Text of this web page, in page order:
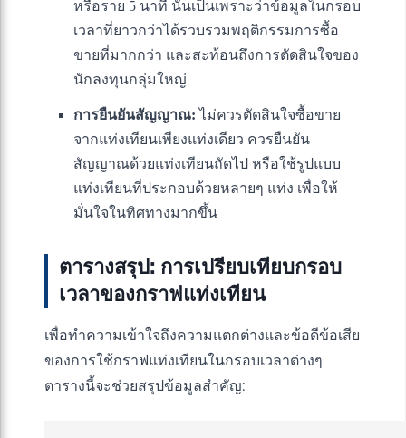
หรือราย 5 นาที นั่นเป็นเพราะว่าข้อมูลในกรอบ
เวลาที่ยาวกว่าได้รวบรวมพฤติกรรมการซื้อ
ขายที่มากกว่า และสะท้อนถึงการตัดสินใจของ
นักลงทุนกลุ่มใหญ่
การยืนยันสัญญาณ: ไม่ควรตัดสินใจซื้อขาย
จากแท่งเทียนเพียงแท่งเดียว ควรยืนยัน
สัญญาณด้วยแท่งเทียนถัดไป หรือใช้รูปแบบ
แท่งเทียนที่ประกอบด้วยหลายๆ แท่ง เพื่อให้
มั่นใจในทิศทางมากขึ้น
ตารางสรุป: การเปรียบเทียบกรอบ
เวลาของกราฟแท่งเทียน
เพื่อทำความเข้าใจถึงความแตกต่างและข้อดีข้อเสีย
ของการใช้กราฟแท่งเทียนในกรอบเวลาต่างๆ
ตารางนี้จะช่วยสรุปข้อมูลสำคัญ: